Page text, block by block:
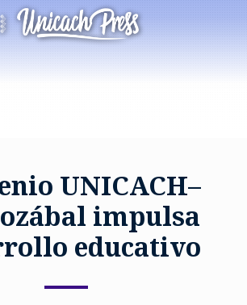
UNICACH–
impulsa
educativo